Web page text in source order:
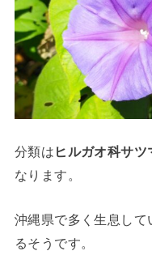
分類は ヒルガオ科サ
なります。
沖縄県で多く生息し
るそうです。